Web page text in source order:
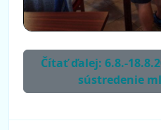
Čítať ďalej: 6.8.-
sústredenie